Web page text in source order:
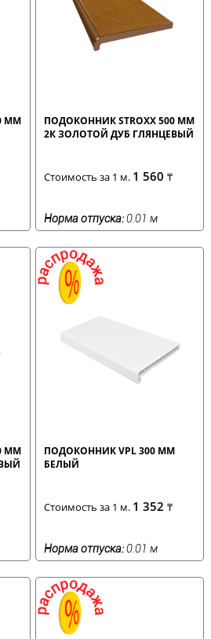
ММ
ПОДОКОННИК STROXX 500 ММ
2К ЗОЛОТОЙ ДУБ ГЛЯНЦЕВЫЙ
Стоимость за 1 м. 1 560₸
Норма отпуска:0.01 м
ММ
ПОДОКОННИК VPL 300 ММ
БЕЛЫЙ
Стоимость за 1 м. 1 352₸
Норма отпуска:0.01 м